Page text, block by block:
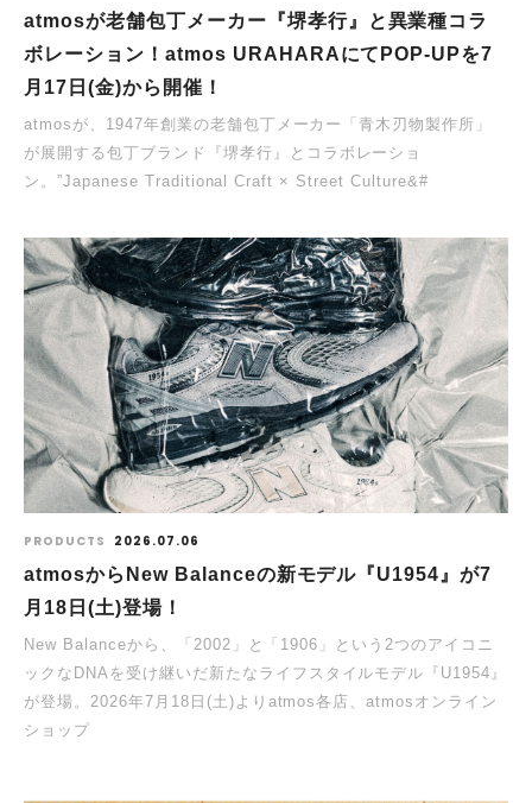
atmosが老舗包丁メーカー『堺孝行』と異業種コラ
ボレーション！atmos URAHARAにてPOP-UPを7
月17日(金)から開催！
atmosが、1947年創業の老舗包丁メーカー「青木刃物製作所」
が展開する包丁ブランド『堺孝行』とコラボレーショ
ン。”Japanese Traditional Craft × Street Culture&#
PRODUCTS 2026.07.06
atmosからNew Balanceの新モデル『U1954』が7
月18日(土)登場！
New Balanceから、「2002」と「1906」という2つのアイコニ
ックなDNAを受け継いだ新たなライフスタイルモデル『U1954』
が登場。2026年7月18日(土)よりatmos各店、atmosオンライン
ショップ